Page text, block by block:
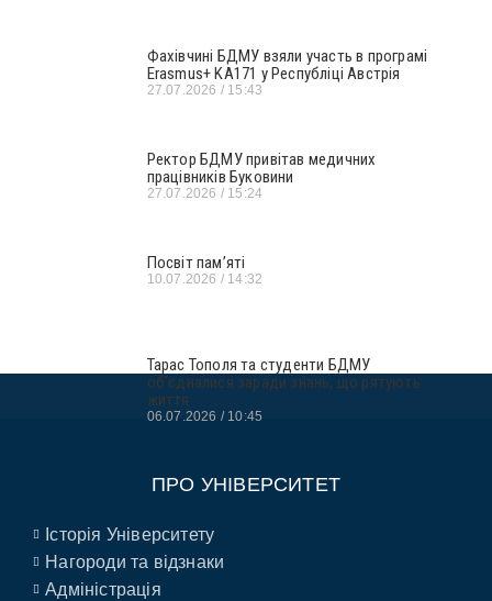
Фахівчині БДМУ взяли участь в програмі
Erasmus+ KA171 у Республіці Австрія
27.07.2026 15:43
Ректор БДМУ привітав медичних
працівників Буковини
27.07.2026 15:24
Посвіт пам’яті
10.07.2026 14:32
Тарас Тополя та студенти БДМУ
об’єдналися заради знань, що рятують
життя
06.07.2026 10:45
ПРО УНІВЕРСИТЕТ
Історія Університету
Нагороди та відзнаки
Адміністрація